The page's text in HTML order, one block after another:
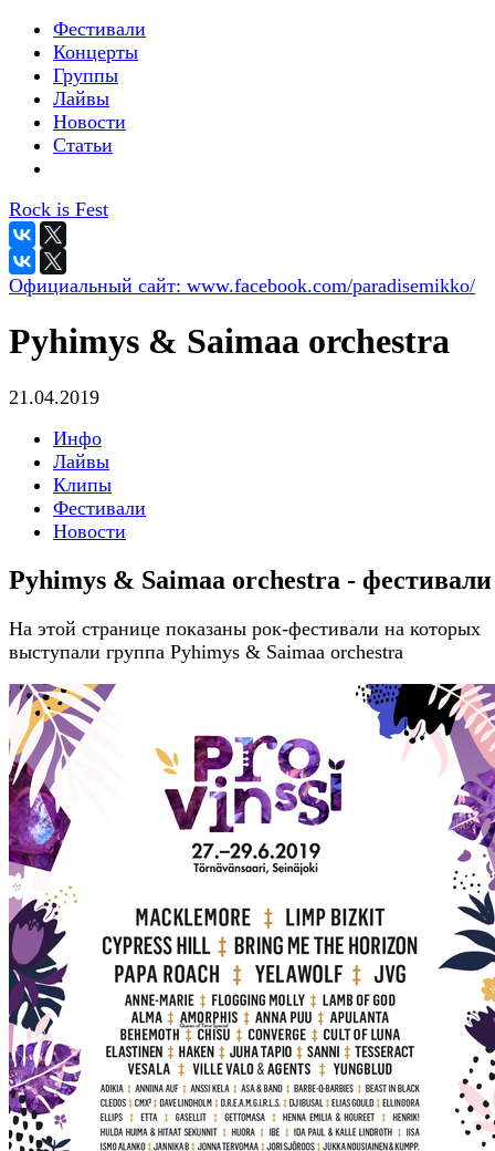
Фестивали
Концерты
Группы
Лайвы
Новости
Статьи
Rock is Fest
Официальный сайт: www.facebook.com/paradisemikko/
Pyhimys & Saimaa orchestra
21.04.2019
Инфо
Лайвы
Клипы
Фестивали
Новости
Pyhimys & Saimaa orchestra - фестивали
На этой странице показаны рок-фестивали на которых
выступали группа Pyhimys & Saimaa orchestra